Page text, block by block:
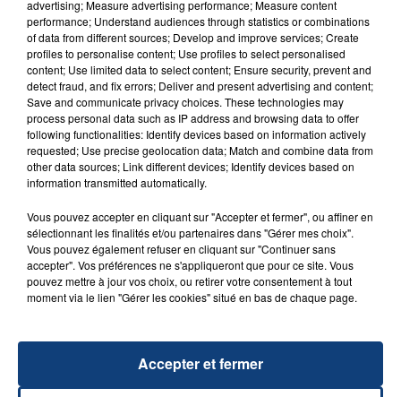
20 juillet 2026
UNE ADOLESCENTE DEVANT SE FAIRE
OPÉRER DE LA CHEVILLE RESSORT DE LA...
La famille a porté plainte contre la clinique qui a
reconnu sa responsabilité et présenté ses
excuses.
17h45
17h45 17h43
17h43
advertising; Measure advertising performance; Measure content
performance; Understand audiences through statistics or combinations
of data from different sources; Develop and improve services; Create
profiles to personalise content; Use profiles to select personalised
content; Use limited data to select content; Ensure security, prevent and
detect fraud, and fix errors; Deliver and present advertising and content;
Save and communicate privacy choices. These technologies may
process personal data such as IP address and browsing data to offer
following functionalities: Identify devices based on information actively
requested; Use precise geolocation data; Match and combine data from
other data sources; Link different devices; Identify devices based on
information transmitted automatically.
Vous pouvez accepter en cliquant sur "Accepter et fermer", ou affiner en
sélectionnant les finalités et/ou partenaires dans "Gérer mes choix".
Vous pouvez également refuser en cliquant sur "Continuer sans
accepter". Vos préférences ne s'appliqueront que pour ce site. Vous
pouvez mettre à jour vos choix, ou retirer votre consentement à tout
moment via le lien "Gérer les cookies" situé en bas de chaque page.
Accepter et fermer